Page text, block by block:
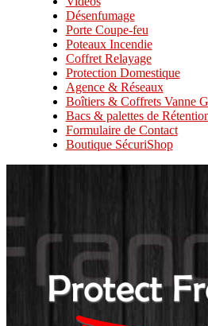
Désenfumage
Porte Coupe-feu
Poteaux Incendie
Coffret Relayage
Protection Domestique
Agence & Réseaux
Boîtiers & Coffrets Vanne
Bacs & palettes de
Formulaire de Contact
Boutique SécuriShop